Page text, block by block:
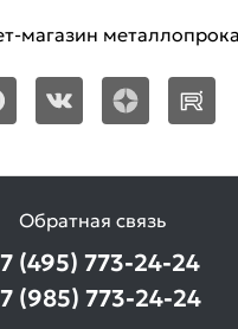
магазин
Обратная связь
(495) 773-24-24
(985) 773-24-24